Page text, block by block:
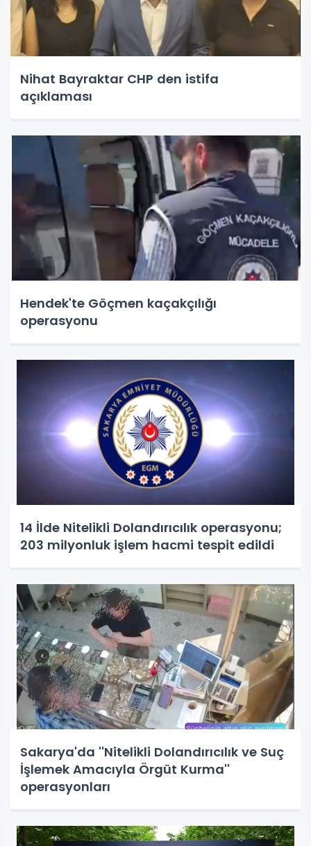
Nihat Bayraktar CHP den istifa
açıklaması
Hendek'te Göçmen kaçakçılığı
operasyonu
14 İlde Nitelikli Dolandırıcılık operasyonu;
203 milyonluk işlem hacmi tespit edildi
Sakarya'da ''Nitelikli Dolandırıcılık ve Suç
İşlemek Amacıyla Örgüt Kurma''
operasyonları